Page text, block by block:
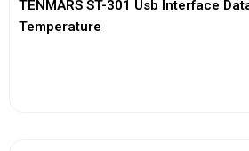
TENMARS ST-301 Usb Interface
Temperature